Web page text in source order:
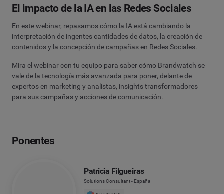
El impacto de la IA en las Redes Sociales
En este webinar, repasamos cómo la IA está cambiando la
interpretación de ingentes cantidades de datos, la creación de
contenidos y la concepción de campañas en Redes Sociales.
Mira el webinar con tu equipo para saber cómo Brandwatch se
vale de la tecnología más avanzada para poner, delante de
expertos en marketing y analistas, insights transformadores
para sus campañas y acciones de comunicación.
Ponentes
Patricia Filgueiras
Solutions Consultant - España